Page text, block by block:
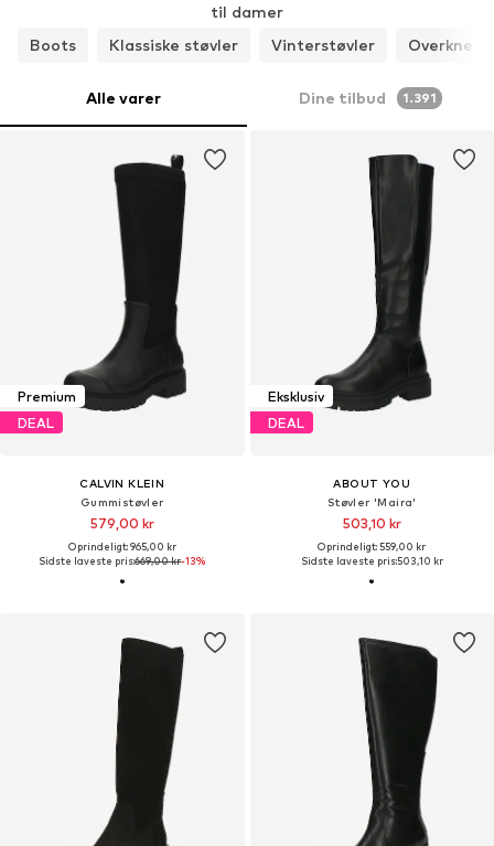
til damer
Boots
Klassiske støvler Vinterstøvler Overknees
Alle varer Dine tilbud 1.391
Premium
DEAL
CALVIN KLEIN
Gummistøvler
579,00 kr
Oprindeligt: 965,00 kr
Sidste laveste pris:669,00 kr-13%
Eksklusiv
DEAL
ABOUT YOU
Støvler 'Maira'
503,10 kr
Oprindeligt: 559,00 kr
Sidste laveste pris:503,10 kr